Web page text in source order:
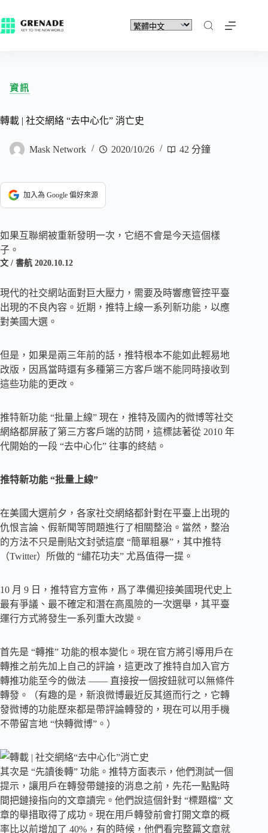
資訊
轉載 | 社交網絡 “去中心化” 消亡史
Mask Network 2020/10/26 42 分鐘
加入為 Google 偏好來源
如果互聯網被重新發明一次，它絕不會是今天這個樣
子。
文 / 書航 2020.10.12
現代的社交網站面對巨大壓力，需要及時響應管控平臺
出現的不良內容。近期，推特上線一系列新功能，以應
對美國大選。
但是，如果是兩三年前的話，推特根本不能如此輕易地
改版，因爲當時還有多種第三方客戶端不能同時接收到
這些功能的更改。
推特新功能 “批量上線” 現在，推特及國內的微博等社交
網絡都屏蔽了第三方客戶端的訪問，這標誌著從 2010 年
代開始的一段 “去中心化” 往事的終結。
推特新功能 “批量上線”
在美國大選前夕，各家社交網絡都針對在平臺上出現的
仇恨言論、假新聞等問題進行了相關整治。當然，整治
的方法不只是刪貼文封號這麼 “簡單粗暴”，其中推特
（Twitter）所做的 “繡花功夫” 尤爲值得一提。
10 月 9 日，推特官方宣佈，爲了準備迎接美國現代史上
最有爭議、最不確定和潛在高風險的一次選舉，其平臺
運行方式將發生一系列重大改變。
首先是 “轉推” 功能的根本變化。現在官方將引導用戶在
轉推之前先加上自己的評論，這更改了推特自加入官方
轉推功能至今的做法 —— 直接按一個按鈕就可以無條件
轉發。（有趣的是，新浪微博最近反其道而行之，它轉
發微博的功能歷來都是帶評論轉發的，現在可以用手機
不帶留言地 “快轉微博”。）
其次是 “先讀後轉” 功能。推特方面表示，他們測試一個
提示，讓用戶在轉發帶鏈接的消息之前，先花一點點時
間把鏈接指向的文章讀完。他們說這個針對 “標題檔” 文
章的舉措取得了成功。現在用戶轉發前會打開文章的概
率比以前增加了 40%，有的時候，他們看完整篇文章就